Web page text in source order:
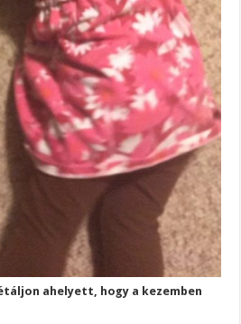
ahelyett, hogy a kezemben